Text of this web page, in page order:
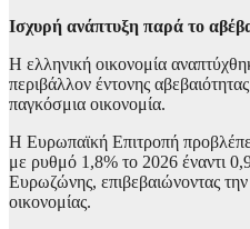
Ισχυρή ανάπτυξη παρά το
Η ελληνική οικονομία
περιβάλλον έντονης
παγκόσμια οικονομία.
Η Ευρωπαϊκή Επιτροπή
με ρυθμό 1,8% το 2026 έναντι
Ευρωζώνης, επιβεβαιώνοντας την
οικονομίας.